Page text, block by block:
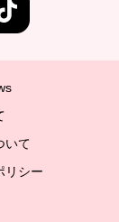
いて
リシー